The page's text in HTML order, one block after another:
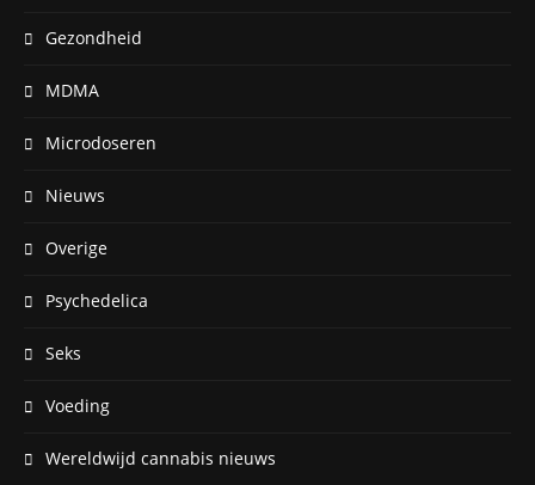
Gezondheid
MDMA
Microdoseren
Nieuws
Overige
Psychedelica
Seks
Voeding
Wereldwijd cannabis nieuws